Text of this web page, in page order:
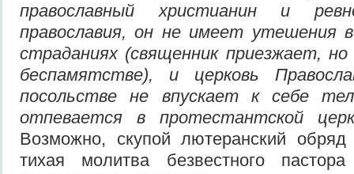
православный христианин и
православия, он не имеет утешения
страданиях (священник приезжает,
беспамятстве), и церковь
посольстве не впускает к себе
отпевается в протестантской
Возможно, скупой лютеранский
тихая молитва безвестного